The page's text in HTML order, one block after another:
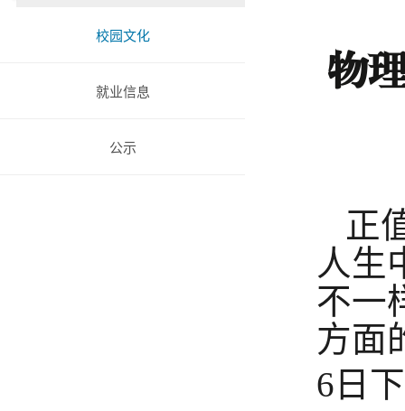
校园文化
就业信息
公示
物
正
人生
不一
方面
6日